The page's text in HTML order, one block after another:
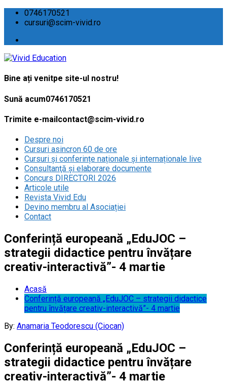
0746170521
cursuri@scim-vivid.ro
Bine ați venitpe site-ul nostru!
Sună acum0746170521
Trimite e-mailcontact@scim-vivid.ro
Despre noi
Cursuri asincron 60 de ore
Cursuri și conferințe naționale și internaționale live
Consultanţă și elaborare documente
Concurs DIRECTORI 2026
Articole utile
Revista Vivid Edu
Devino membru al Asociației
Contact
Conferință europeană „EduJOC –
strategii didactice pentru învățare
creativ-interactivă”- 4 martie
Acasă
Conferință europeană „EduJOC – strategii didactice
pentru învățare creativ-interactivă”- 4 martie
By: Anamaria Teodorescu (Ciocan)
Conferință europeană „EduJOC –
strategii didactice pentru învățare
creativ-interactivă”- 4 martie